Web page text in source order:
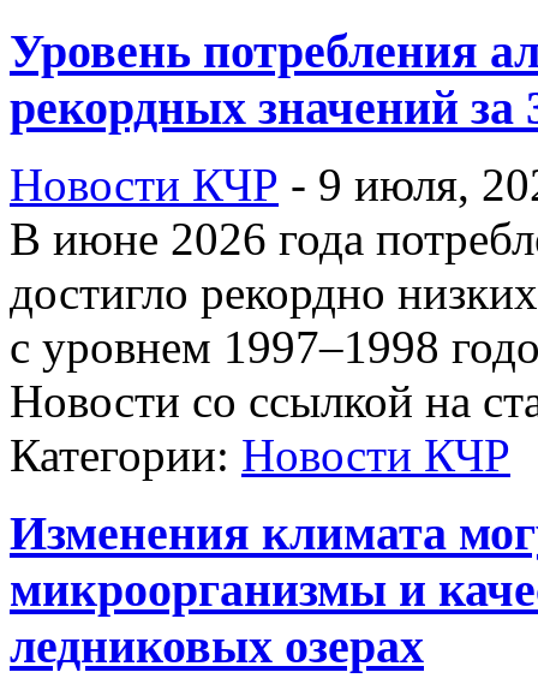
Уровень потребления
рекордных значений за
Новости КЧР - 9 июля,
В июне 2026 года
достигло рекордно
с уровнем 1997–1998
Новости со ссылкой на
Категории: Новости КЧР
Изменения климата
микроорганизмы и
ледниковых озерах